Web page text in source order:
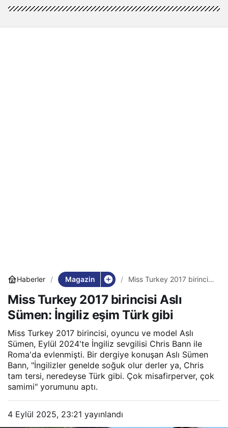
Haberler Magazin
Miss Turkey 2017 birincisi
Türk gibi
Miss Turkey 2017 birincisi Aslı
Sümen: İngiliz eşim Türk gibi
Miss Turkey 2017 birincisi, oyuncu ve model Aslı
Sümen, Eylül 2024'te İngiliz sevgilisi Chris Bann ile
Roma'da evlenmişti. Bir dergiye konuşan Aslı Sümen
Bann, "İngilizler genelde soğuk olur derler ya, Chris
tam tersi, neredeyse Türk gibi. Çok misafirperver, çok
samimi" yorumunu aptı.
4 Eylül 2025, 23:21 yayınlandı